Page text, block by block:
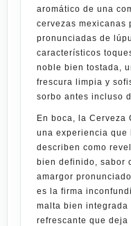
aromático de una
cervezas mexicanas
pronunciadas de
característicos
noble bien tostada,
frescura limpia y
sorbo antes incluso
En boca, la Cerveza
una experiencia que
describen como
bien definido, sabor
amargor
es la firma
malta bien
refrescante que